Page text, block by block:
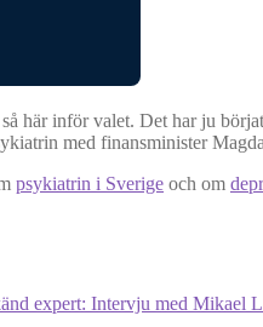
här inför valet. Det har ju
med finansminister
psykiatrin i Sverige och om
expert: Intervju med Mikael